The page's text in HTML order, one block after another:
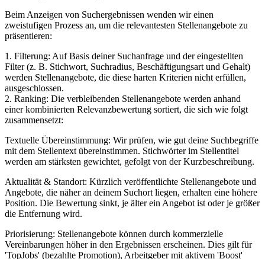
Beim Anzeigen von Suchergebnissen wenden wir einen
zweistufigen Prozess an, um die relevantesten Stellenangebote zu
präsentieren:
1. Filterung: Auf Basis deiner Suchanfrage und der eingestellten
Filter (z. B. Stichwort, Suchradius, Beschäftigungsart und Gehalt)
werden Stellenangebote, die diese harten Kriterien nicht erfüllen,
ausgeschlossen.
2. Ranking: Die verbleibenden Stellenangebote werden anhand
einer kombinierten Relevanzbewertung sortiert, die sich wie folgt
zusammensetzt:
Textuelle Übereinstimmung: Wir prüfen, wie gut deine Suchbegriffe
mit dem Stellentext übereinstimmen. Stichwörter im Stellentitel
werden am stärksten gewichtet, gefolgt von der Kurzbeschreibung.
Aktualität & Standort: Kürzlich veröffentlichte Stellenangebote und
Angebote, die näher an deinem Suchort liegen, erhalten eine höhere
Position. Die Bewertung sinkt, je älter ein Angebot ist oder je größer
die Entfernung wird.
Priorisierung: Stellenangebote können durch kommerzielle
Vereinbarungen höher in den Ergebnissen erscheinen. Dies gilt für
'TopJobs' (bezahlte Promotion), Arbeitgeber mit aktivem 'Boost'